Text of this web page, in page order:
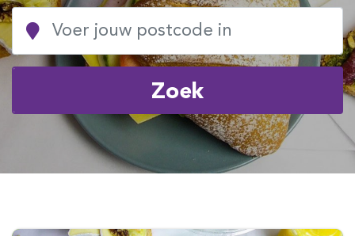
Zoek